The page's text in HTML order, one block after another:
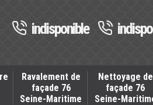
indisponible
Ravalement de
façade 76
Seine-Maritime
Nettoyage de
façade 76
Seine-